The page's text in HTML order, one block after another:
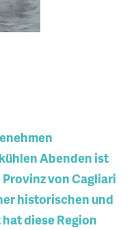
Abenden ist
von Cagliari
historischen und
diese Region